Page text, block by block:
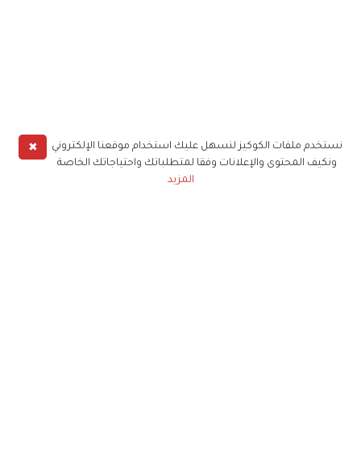
✖
نستخدم ملفات الكوكيز لنسهل عليك استخدام موقعنا الإلكتروني
ونكيف المحتوى والإعلانات وفقا لمتطلباتك واحتياجاتك الخاصة
المزيد